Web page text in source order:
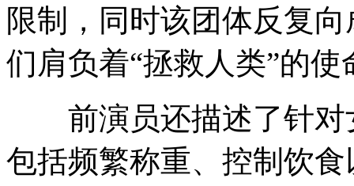
限制，同时该团体反复
们肩负着“拯救人类”的使
前演员还描述了针对
包括频繁称重、控制饮